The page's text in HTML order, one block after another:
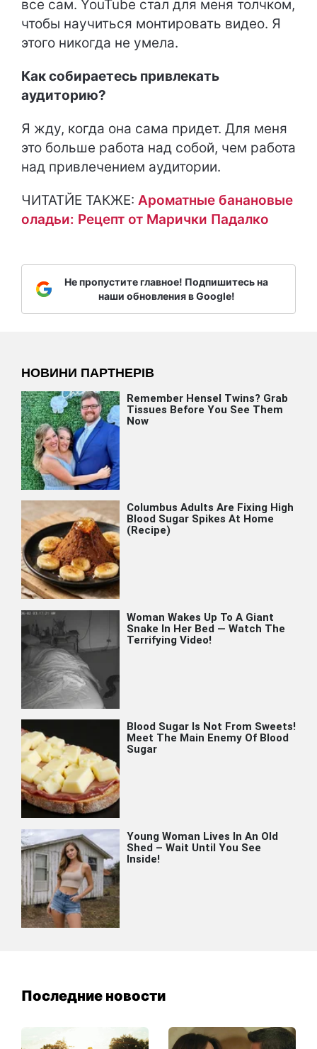
все сам. YouTube стал для меня толчком,
чтобы научиться монтировать видео. Я
этого никогда не умела.
Как собираетесь привлекать
аудиторию?
Я жду, когда она сама придет. Для меня
это больше работа над собой, чем работа
над привлечением аудитории.
ЧИТАТЙЕ ТАКЖЕ: Ароматные банановые
оладьи: Рецепт от Марички Падалко
Не пропустите главное! Подпишитесь на
наши обновления в Google!
Последние новости